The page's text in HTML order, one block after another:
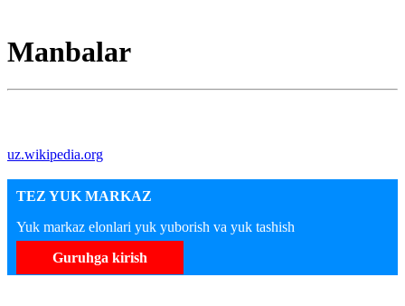
Manbalar
uz.wikipedia.org
TEZ YUK MARKAZ
Yuk markaz elonlari yuk yuborish va yuk tashish
Guruhga kirish